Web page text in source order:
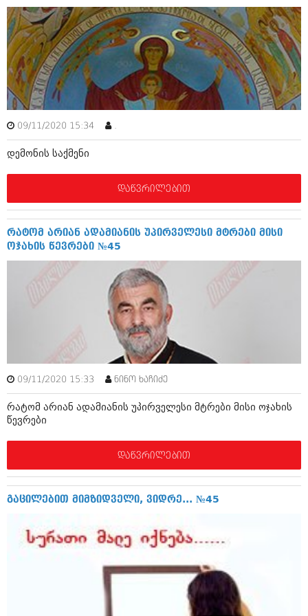
ნოემბერი 2017 (212)
ოქტომბერი 2017 (231)
სექტემბერი 2017 (261)
აგვისტო 2017 (212)
ივლისი 2017 (233)
ივნისი 2017 (265)
მაისი 2017 (216)
აპრილი 2017 (220)
მარტი 2017 (212)
თებერვალი 2017 (205)
იანვარი 2017 (246)
ოქტომბერი 2016 (257)
აგვისტო 2016 (258)
ივლისი 2016 (211)
ივნისი 2016 (221)
მაისი 2016 (261)
აპრილი 2016 (215)
მარტი 2016 (200)
თებერვალი 2016 (250)
იანვარი 2016 (206)
დეკემბერი 2015 (207)
ნოემბერი 2015 (264)
ოქტომბერი 2015 (204)
აგვისტო 2015 (286)
ივნისი 2015 (261)
აპრილი 2015 (208)
მარტი 2015 (365)
თებერვალი 2015 (286)
დეკემბერი 2014 (342)
სექტემბერი 2014 (394)
აგვისტო 2014 (248)
ივლისი 2014 (313)
ივნისი 2014 (366)
მაისი 2014 (313)
09/11/2020 15:34 .
დემონის საქმენი
დაწვრილებით
რატომ არიან ადამიანის უპირველესი მტრები მისი
ოჯახის წევრები №45
09/11/2020 15:33 ნინო ხაჩიძე
რატომ არიან ადამიანის უპირველესი მტრები მისი ოჯახის
წევრები
დაწვრილებით
გაცილებით მიმზიდველი, ვიდრე... №45